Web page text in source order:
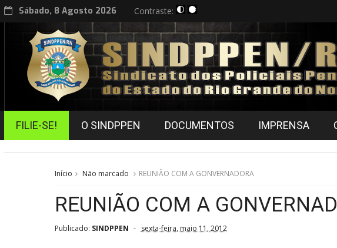
Sábado, 8 Agosto 2026 Contraste:
FILIE-SE! O SINDPPEN DOCUMENTOS IMPRENSA
Início Não marcado REUNIÃO COM A GONVERNADORA
REUNIÃO COM A
Publicado: SINDPPEN sexta-feira, maio 11, 2012